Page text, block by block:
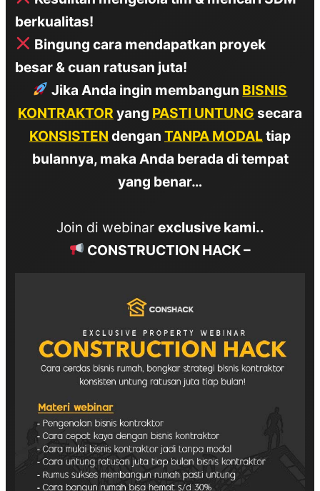
berkualitas!
Bingung cara mendapatkan proyek
besar & cuan ratusan juta!
Jika Anda ingin membangun BISNIS
KONTRAKTOR yang PASTI UNTUNG secara
KONSISTEN dengan TANPA MODALtiap
bulannya, maka Anda berada di tempat
yang benar…
Join di webinar exclusive kami..
CONSTRUCTION HACK –